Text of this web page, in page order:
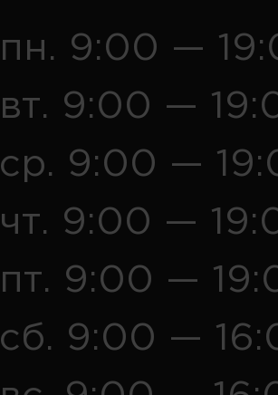
пн. 9:00 —
вт. 9:00 —
ср. 9:00 —
чт. 9:00 —
пт. 9:00 —
сб. 9:00 —